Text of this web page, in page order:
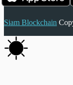
Siam Blockchain